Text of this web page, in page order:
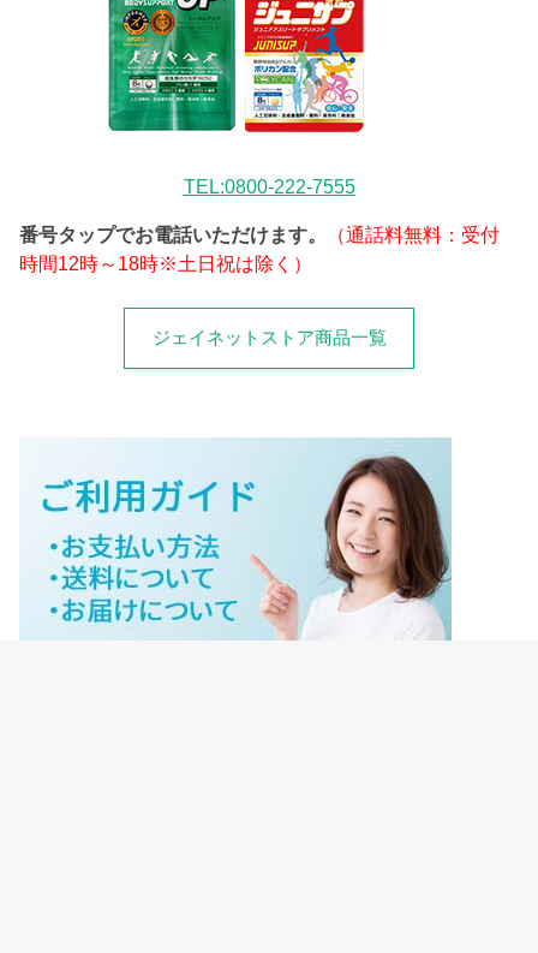
TEL:0800-222-7555
番号タップでお電話いただけます。
（通話料無料：受付
時間12時～18時※土日祝は除く）
ジェイネットストア商品一覧